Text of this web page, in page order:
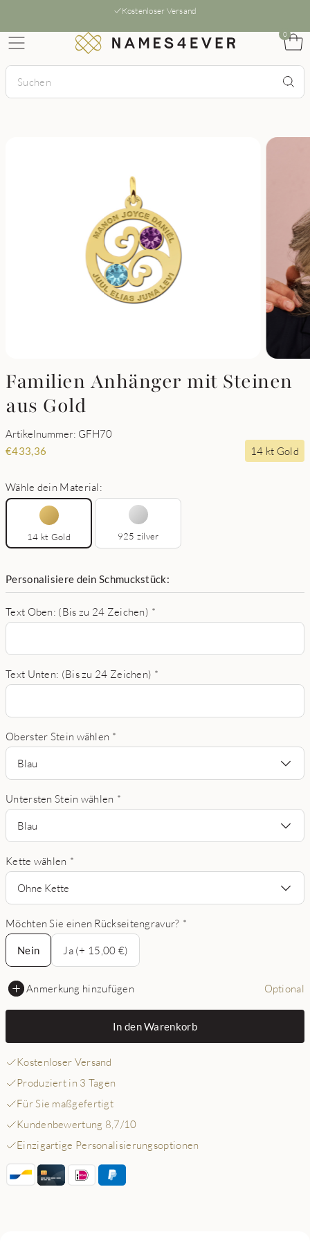
Kostenloser Versand
0
Familien Anhänger mit Steinen
aus Gold
Artikelnummer: GFH70
€433,36 14 kt Gold
Wähle dein Material:
14 kt Gold 925 zilver
Personalisiere dein Schmuckstück:
Text Oben: (Bis zu 24 Zeichen) *
Text Unten: (Bis zu 24 Zeichen) *
Oberster Stein wählen *
Blau
Untersten Stein wählen *
Blau
Kette wählen *
Ohne Kette
Möchten Sie einen Rückseitengravur? *
Nein
Nein
Ja (+ 15,00 €)
Anmerkung hinzufügen Optional
In den Warenkorb
Kostenloser Versand
Produziert in 3 Tagen
Für Sie maßgefertigt
Kundenbewertung 8,7/10
Einzigartige Personalisierungsoptionen